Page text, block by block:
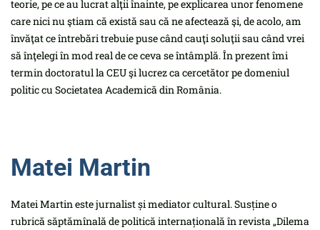
teorie, pe ce au lucrat alţii înainte, pe explicarea unor fenomene
care nici nu ştiam că există sau că ne afectează şi, de acolo, am
învăţat ce întrebări trebuie puse când cauţi soluţii sau când vrei
să înţelegi în mod real de ce ceva se întâmplă. În prezent îmi
termin doctoratul la CEU şi lucrez ca cercetător pe domeniul
politic cu Societatea Academică din România.
Matei Martin
Matei Martin este jurnalist și mediator cultural. Susține o
rubrică săptămînală de politică internațională în revista „Dilema